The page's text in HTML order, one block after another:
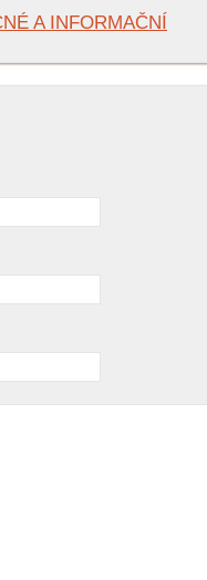
A INFORMAČNÍ